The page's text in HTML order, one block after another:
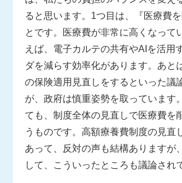
ると思います。1つ目は、『医療費
とです。医療費が非常に高くなって
えば、電子カルテの共有やAIを活用
ダを減らす効率化があります。あと
の保険適用見直しをするといった議
が、政府は慎重姿勢を取っています
ても、制度全体の見直しで医療費を
うものです。高額療養費制度の見直
あって、反対の声も結構ありますが
して、こういったところも議論され